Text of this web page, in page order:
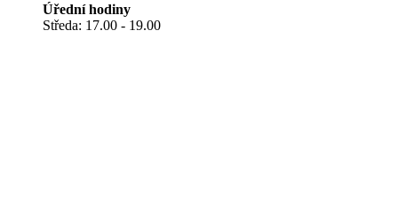
Úřední hodiny
Středa: 17.00 - 19.00